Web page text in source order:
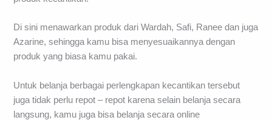
Di sini menawarkan produk dari Wardah, Safi, Ranee dan juga
Azarine, sehingga kamu bisa menyesuaikannya dengan
produk yang biasa kamu pakai.
Untuk belanja berbagai perlengkapan kecantikan tersebut
juga tidak perlu repot – repot karena selain belanja secara
langsung, kamu juga bisa belanja secara online